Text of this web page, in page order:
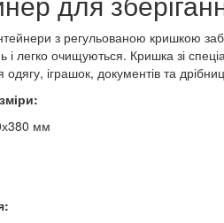
з регульованою кришкою
легко очищуються. Кришка зі
одягу, іграшок, документів та
мм